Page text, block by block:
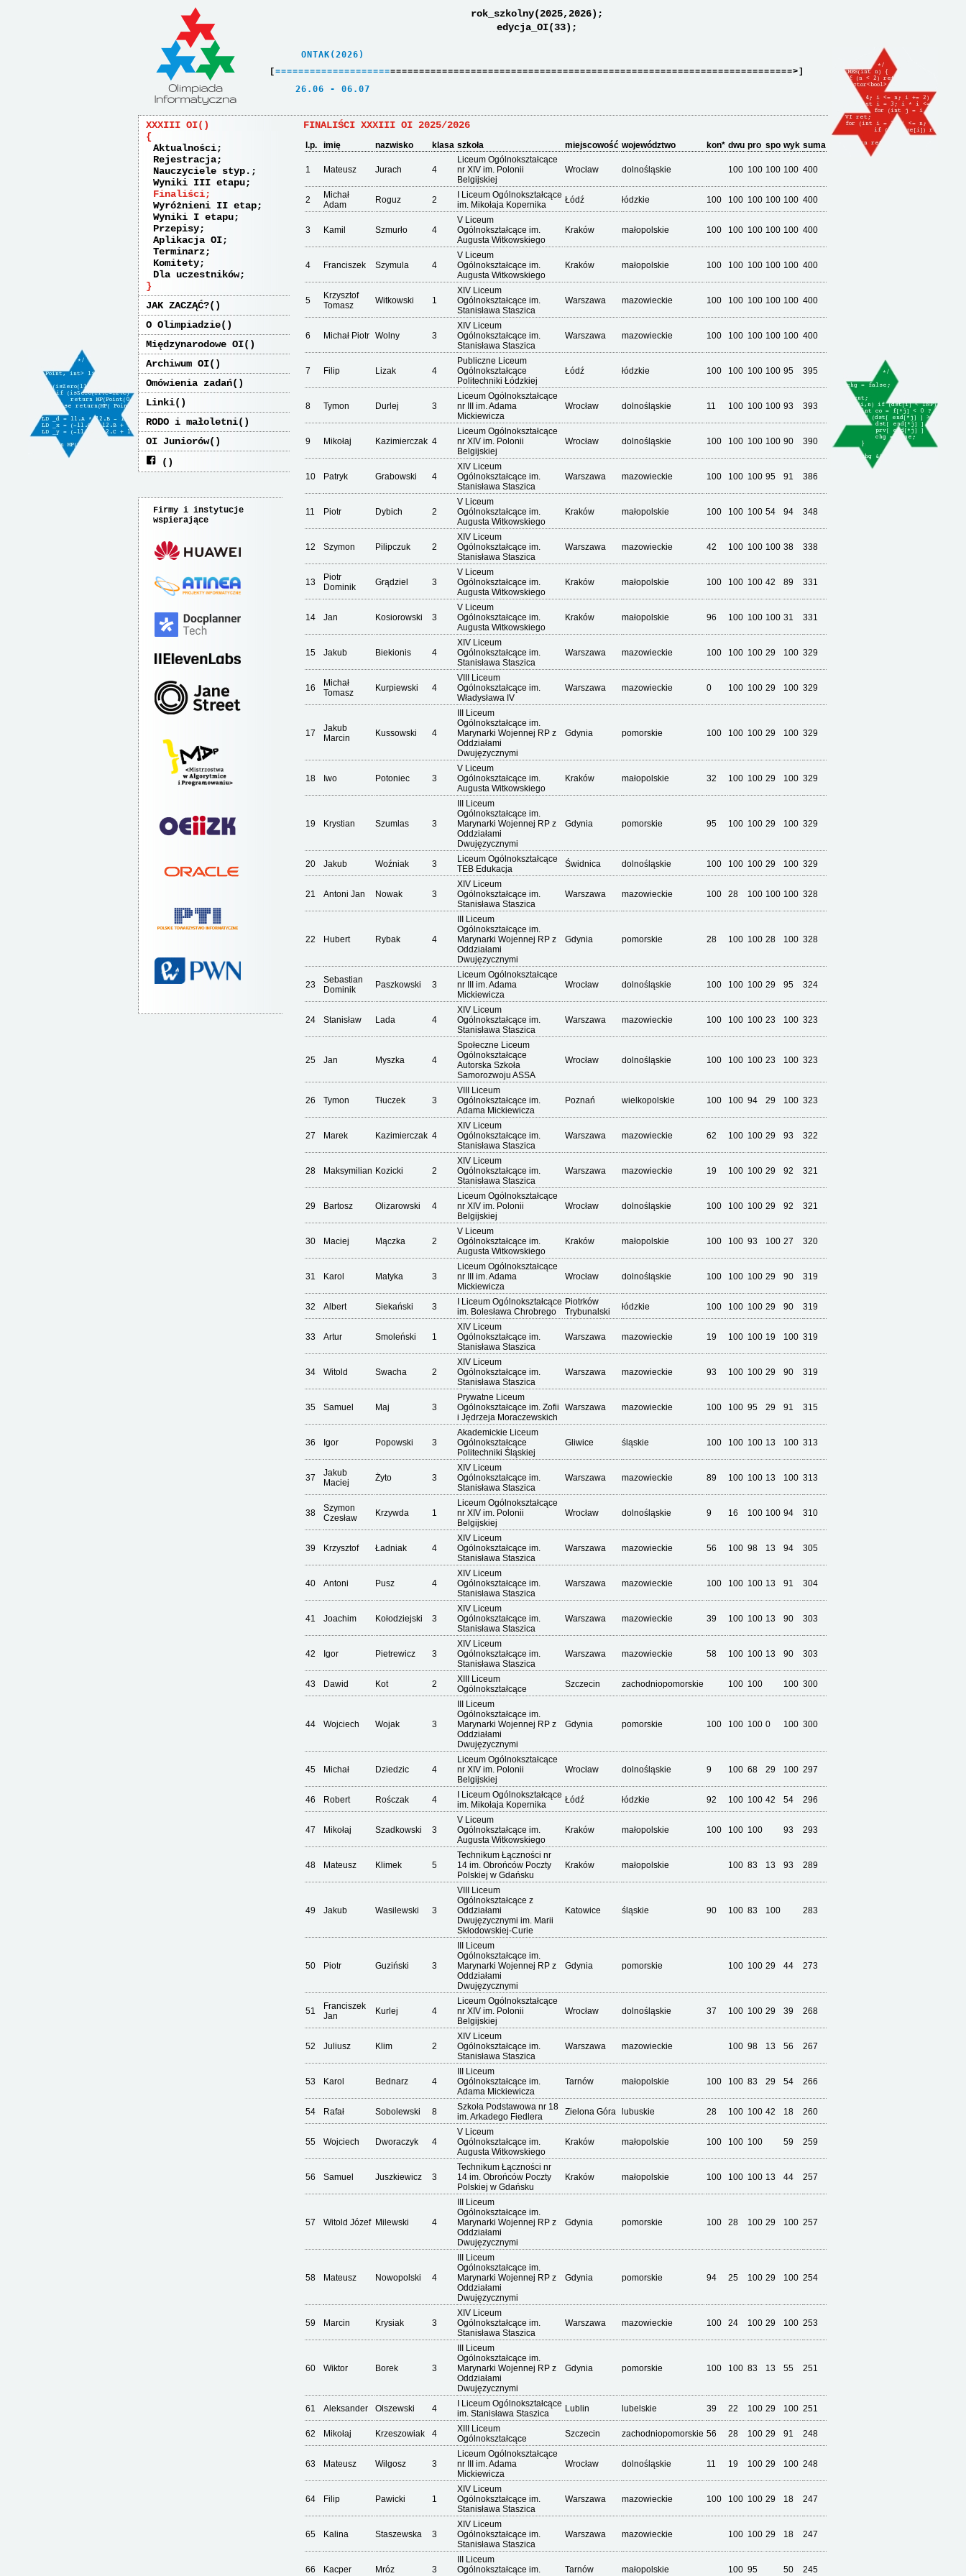
rok_szkolny(2025,2026);
edycja_OI(33);
    ONTAK(2026)
[ ==========================================================================================>]
   26.06 - 06.07
XXXIII OI
Aktualności
Rejestracja
Nauczyciele styp.
Wyniki III etapu
Finaliści
Wyróżnieni II etap
Wyniki I etapu
Przepisy
Aplikacja OI
Terminarz
Komitety
Dla uczestników
JAK ZACZĄĆ?
O Olimpiadzie
Międzynarodowe OI
Archiwum OI
Omówienia zadań
Linki
RODO i małoletni
OI Juniorów
Firmy i instytucje
wspierające
FINALIŚCI XXXIII OI 2025/2026
l.p. imię nazwisko klasa szkoła miejscowość województwo kon* dwu pro spo wyk suma
1 Mateusz Jurach 4
Liceum Ogólnokształcące
nr XIV im. Polonii
Belgijskiej
Wrocław dolnośląskie 100 100 100 100 400
2
Michał
Adam
Roguz 2
I Liceum Ogólnokształcące
im. Mikołaja Kopernika
Łódź łódzkie 100 100 100 100 100 400
3 Kamil Szmurło 4
V Liceum
Ogólnokształcące im.
Augusta Witkowskiego
Kraków małopolskie 100 100 100 100 100 400
4 Franciszek Szymula 4
V Liceum
Ogólnokształcące im.
Augusta Witkowskiego
Kraków małopolskie 100 100 100 100 100 400
5
Krzysztof
Tomasz
Witkowski 1
XIV Liceum
Ogólnokształcące im.
Stanisława Staszica
Warszawa mazowieckie 100 100 100 100 100 400
6 Michał Piotr Wolny 3
XIV Liceum
Ogólnokształcące im.
Stanisława Staszica
Warszawa mazowieckie 100 100 100 100 100 400
7 Filip Lizak 4
Publiczne Liceum
Ogólnokształcące
Politechniki Łódzkiej
Łódź łódzkie 100 100 100 100 95 395
8 Tymon Durlej 3
Liceum Ogólnokształcące
nr III im. Adama
Mickiewicza
Wrocław dolnośląskie 11 100 100 100 93 393
9 Mikołaj Kazimierczak 4
Liceum Ogólnokształcące
nr XIV im. Polonii
Belgijskiej
Wrocław dolnośląskie 100 100 100 100 90 390
10 Patryk Grabowski 4
XIV Liceum
Ogólnokształcące im.
Stanisława Staszica
Warszawa mazowieckie 100 100 100 95 91 386
11 Piotr Dybich 2
V Liceum
Ogólnokształcące im.
Augusta Witkowskiego
Kraków małopolskie 100 100 100 54 94 348
12 Szymon Pilipczuk 2
XIV Liceum
Ogólnokształcące im.
Stanisława Staszica
Warszawa mazowieckie 42 100 100 100 38 338
13
Piotr
Dominik
Grądziel 3
V Liceum
Ogólnokształcące im.
Augusta Witkowskiego
Kraków małopolskie 100 100 100 42 89 331
14 Jan Kosiorowski 3
V Liceum
Ogólnokształcące im.
Augusta Witkowskiego
Kraków małopolskie 96 100 100 100 31 331
15 Jakub Biekionis 4
XIV Liceum
Ogólnokształcące im.
Stanisława Staszica
Warszawa mazowieckie 100 100 100 29 100 329
16
Michał
Tomasz
Kurpiewski 4
VIII Liceum
Ogólnokształcące im.
Władysława IV
Warszawa mazowieckie 0 100 100 29 100 329
17
Jakub
Marcin
Kussowski 4
III Liceum
Ogólnokształcące im.
Marynarki Wojennej RP z
Oddziałami
Dwujęzycznymi
Gdynia pomorskie 100 100 100 29 100 329
18 Iwo Potoniec 3
V Liceum
Ogólnokształcące im.
Augusta Witkowskiego
Kraków małopolskie 32 100 100 29 100 329
19 Krystian Szumlas 3
III Liceum
Ogólnokształcące im.
Marynarki Wojennej RP z
Oddziałami
Dwujęzycznymi
Gdynia pomorskie 95 100 100 29 100 329
20 Jakub Woźniak 3
Liceum Ogólnokształcące
TEB Edukacja
Świdnica dolnośląskie 100 100 100 29 100 329
21 Antoni Jan Nowak 3
XIV Liceum
Ogólnokształcące im.
Stanisława Staszica
Warszawa mazowieckie 100 28 100 100 100 328
22 Hubert Rybak 4
III Liceum
Ogólnokształcące im.
Marynarki Wojennej RP z
Oddziałami
Dwujęzycznymi
Gdynia pomorskie 28 100 100 28 100 328
23
Sebastian
Dominik
Paszkowski 3
Liceum Ogólnokształcące
nr III im. Adama
Mickiewicza
Wrocław dolnośląskie 100 100 100 29 95 324
24 Stanisław Lada 4
XIV Liceum
Ogólnokształcące im.
Stanisława Staszica
Warszawa mazowieckie 100 100 100 23 100 323
25 Jan Myszka 4
Społeczne Liceum
Ogólnokształcące
Autorska Szkoła
Samorozwoju ASSA
Wrocław dolnośląskie 100 100 100 23 100 323
26 Tymon Tłuczek 3
VIII Liceum
Ogólnokształcące im.
Adama Mickiewicza
Poznań wielkopolskie 100 100 94 29 100 323
27 Marek Kazimierczak 4
XIV Liceum
Ogólnokształcące im.
Stanisława Staszica
Warszawa mazowieckie 62 100 100 29 93 322
28 Maksymilian Kozicki 2
XIV Liceum
Ogólnokształcące im.
Stanisława Staszica
Warszawa mazowieckie 19 100 100 29 92 321
29 Bartosz Olizarowski 4
Liceum Ogólnokształcące
nr XIV im. Polonii
Belgijskiej
Wrocław dolnośląskie 100 100 100 29 92 321
30 Maciej Mączka 2
V Liceum
Ogólnokształcące im.
Augusta Witkowskiego
Kraków małopolskie 100 100 93 100 27 320
31 Karol Matyka 3
Liceum Ogólnokształcące
nr III im. Adama
Mickiewicza
Wrocław dolnośląskie 100 100 100 29 90 319
32 Albert Siekański 3
I Liceum Ogólnokształcące
im. Bolesława Chrobrego
Piotrków
Trybunalski
łódzkie 100 100 100 29 90 319
33 Artur Smoleński 1
XIV Liceum
Ogólnokształcące im.
Stanisława Staszica
Warszawa mazowieckie 19 100 100 19 100 319
34 Witold Swacha 2
XIV Liceum
Ogólnokształcące im.
Stanisława Staszica
Warszawa mazowieckie 93 100 100 29 90 319
35 Samuel Maj 3
Prywatne Liceum
Ogólnokształcące im. Zofii
i Jędrzeja Moraczewskich
Warszawa mazowieckie 100 100 95 29 91 315
36 Igor Popowski 3
Akademickie Liceum
Ogólnokształcące
Politechniki Śląskiej
Gliwice śląskie 100 100 100 13 100 313
37
Jakub
Maciej
Żyto 3
XIV Liceum
Ogólnokształcące im.
Stanisława Staszica
Warszawa mazowieckie 89 100 100 13 100 313
38
Szymon
Czesław
Krzywda 1
Liceum Ogólnokształcące
nr XIV im. Polonii
Belgijskiej
Wrocław dolnośląskie 9 16 100 100 94 310
39 Krzysztof Ładniak 4
XIV Liceum
Ogólnokształcące im.
Stanisława Staszica
Warszawa mazowieckie 56 100 98 13 94 305
40 Antoni Pusz 4
XIV Liceum
Ogólnokształcące im.
Stanisława Staszica
Warszawa mazowieckie 100 100 100 13 91 304
41 Joachim Kołodziejski 3
XIV Liceum
Ogólnokształcące im.
Stanisława Staszica
Warszawa mazowieckie 39 100 100 13 90 303
42 Igor Pietrewicz 3
XIV Liceum
Ogólnokształcące im.
Stanisława Staszica
Warszawa mazowieckie 58 100 100 13 90 303
43 Dawid Kot 2
XIII Liceum
Ogólnokształcące
Szczecin zachodniopomorskie 100 100 100 300
44 Wojciech Wojak 3
III Liceum
Ogólnokształcące im.
Marynarki Wojennej RP z
Oddziałami
Dwujęzycznymi
Gdynia pomorskie 100 100 100 0 100 300
45 Michał Dziedzic 4
Liceum Ogólnokształcące
nr XIV im. Polonii
Belgijskiej
Wrocław dolnośląskie 9 100 68 29 100 297
46 Robert Rośczak 4
I Liceum Ogólnokształcące
im. Mikołaja Kopernika
Łódź łódzkie 92 100 100 42 54 296
47 Mikołaj Szadkowski 3
V Liceum
Ogólnokształcące im.
Augusta Witkowskiego
Kraków małopolskie 100 100 100 93 293
48 Mateusz Klimek 5
Technikum Łączności nr
14 im. Obrońców Poczty
Polskiej w Gdańsku
Kraków małopolskie 100 83 13 93 289
49 Jakub Wasilewski 3
VIII Liceum
Ogólnokształcące z
Oddziałami
Dwujęzycznymi im. Marii
Skłodowskiej-Curie
Katowice śląskie 90 100 83 100 283
50 Piotr Guziński 3
III Liceum
Ogólnokształcące im.
Marynarki Wojennej RP z
Oddziałami
Dwujęzycznymi
Gdynia pomorskie 100 100 29 44 273
51
Franciszek
Jan
Kurlej 4
Liceum Ogólnokształcące
nr XIV im. Polonii
Belgijskiej
Wrocław dolnośląskie 37 100 100 29 39 268
52 Juliusz Klim 2
XIV Liceum
Ogólnokształcące im.
Stanisława Staszica
Warszawa mazowieckie 100 98 13 56 267
53 Karol Bednarz 4
III Liceum
Ogólnokształcące im.
Adama Mickiewicza
Tarnów małopolskie 100 100 83 29 54 266
54 Rafał Sobolewski 8
Szkoła Podstawowa nr 18
im. Arkadego Fiedlera
Zielona Góra lubuskie 28 100 100 42 18 260
55 Wojciech Dworaczyk 4
V Liceum
Ogólnokształcące im.
Augusta Witkowskiego
Kraków małopolskie 100 100 100 59 259
56 Samuel Juszkiewicz 3
Technikum Łączności nr
14 im. Obrońców Poczty
Polskiej w Gdańsku
Kraków małopolskie 100 100 100 13 44 257
57 Witold Józef Milewski 4
III Liceum
Ogólnokształcące im.
Marynarki Wojennej RP z
Oddziałami
Dwujęzycznymi
Gdynia pomorskie 100 28 100 29 100 257
58 Mateusz Nowopolski 4
III Liceum
Ogólnokształcące im.
Marynarki Wojennej RP z
Oddziałami
Dwujęzycznymi
Gdynia pomorskie 94 25 100 29 100 254
59 Marcin Krysiak 3
XIV Liceum
Ogólnokształcące im.
Stanisława Staszica
Warszawa mazowieckie 100 24 100 29 100 253
60 Wiktor Borek 3
III Liceum
Ogólnokształcące im.
Marynarki Wojennej RP z
Oddziałami
Dwujęzycznymi
Gdynia pomorskie 100 100 83 13 55 251
61 Aleksander Olszewski 4
I Liceum Ogólnokształcące
im. Stanisława Staszica
Lublin lubelskie 39 22 100 29 100 251
62 Mikołaj Krzeszowiak 4
XIII Liceum
Ogólnokształcące
Szczecin zachodniopomorskie 56 28 100 29 91 248
63 Mateusz Wilgosz 3
Liceum Ogólnokształcące
nr III im. Adama
Mickiewicza
Wrocław dolnośląskie 11 19 100 29 100 248
64 Filip Pawicki 1
XIV Liceum
Ogólnokształcące im.
Stanisława Staszica
Warszawa mazowieckie 100 100 100 29 18 247
65 Kalina Staszewska 3
XIV Liceum
Ogólnokształcące im.
Stanisława Staszica
Warszawa mazowieckie 100 100 29 18 247
66 Kacper Mróz 3
III Liceum
Ogólnokształcące im.
Tarnów małopolskie 100 95 50 245